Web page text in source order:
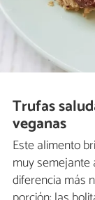
Trufas
veganas
Este alimento
muy semejante
diferencia más